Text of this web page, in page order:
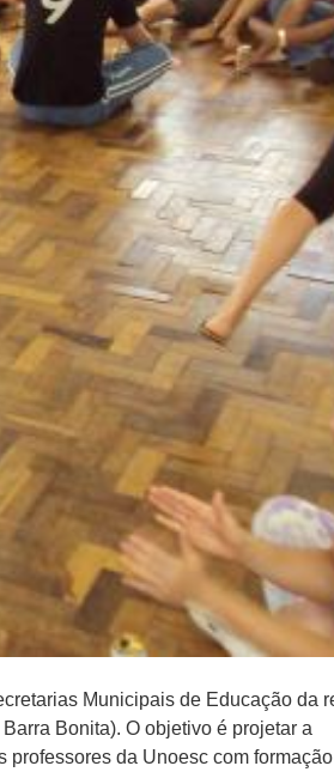
Municipais de Educação da
Bonita). O objetivo é projetar a
da Unoesc com